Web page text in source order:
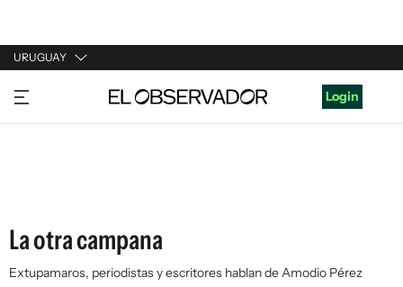
URUGUAY
URUGUAY
ARGENTINA
Login
La otra campana
Extupamaros, periodistas y escritores hablan de Amodio Pérez